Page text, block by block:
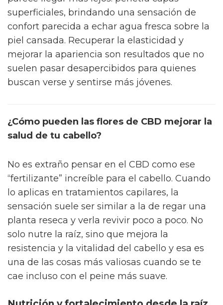
parece llegar más lejos: penetra capas
superficiales, brindando una sensación de
confort parecida a echar agua fresca sobre la
piel cansada. Recuperar la elasticidad y
mejorar la apariencia son resultados que no
suelen pasar desapercibidos para quienes
buscan verse y sentirse más jóvenes.
¿Cómo pueden las flores de CBD mejorar la
No es extraño pensar en el CBD como ese
“fertilizante” increíble para el cabello. Cuando
lo aplicas en tratamientos capilares, la
sensación suele ser similar a la de regar una
planta reseca y verla revivir poco a poco. No
solo nutre la raíz, sino que mejora la
resistencia y la vitalidad del cabello y esa es
una de las cosas más valiosas cuando se te
cae incluso con el peine más suave.